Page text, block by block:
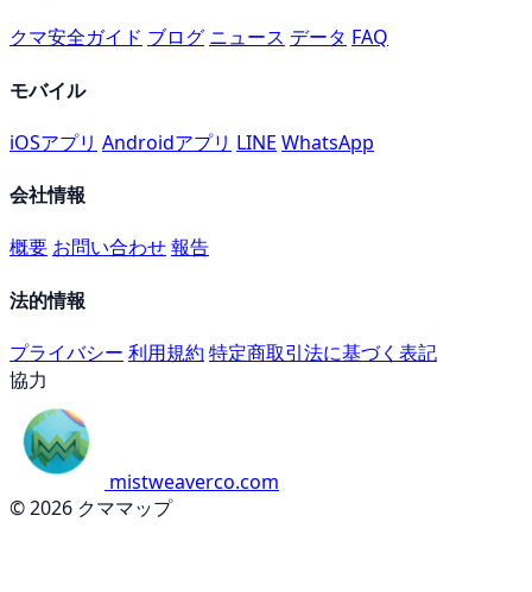
クマ安全ガイド ブログ ニュース データ FAQ
モバイル
iOSアプリ Androidアプリ LINE WhatsApp
会社情報
概要 お問い合わせ報告
法的情報
プライバシー 利用規約 特定商取引法に基づく表記
協力
mistweaverco.com
© 2026 クママップ